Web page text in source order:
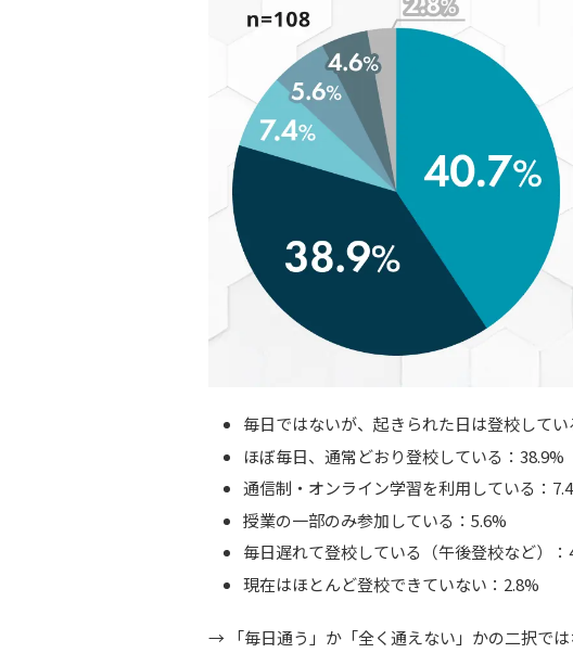
毎日ではないが、起きられた日は登校してい
ほぼ毎日、通常どおり登校している：38.9%
通信制・オンライン学習を利用している：
授業の一部のみ参加している：5.6%
毎日遅れて登校している（午後登校など）：
現在はほとんど登校できていない：2.8%
→ 「毎日通う」か「全く通えない」かの二択では